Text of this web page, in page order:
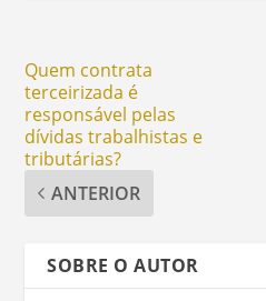
Quem contrata
terceirizada é
responsável pelas
dívidas trabalhistas e
tributárias?
ANTERIOR
SOBRE O AUTOR